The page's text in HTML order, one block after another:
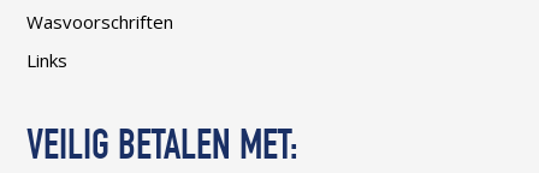
Wasvoorschriften
Links
VEILIG BETALEN MET: